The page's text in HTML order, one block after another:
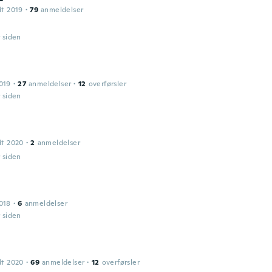
2019 · 79 anmeldelser
siden
· 27 anmeldelser · 12 overførsler
siden
2020 · 2 anmeldelser
siden
· 6 anmeldelser
siden
2020 · 69 anmeldelser · 12 overførsler